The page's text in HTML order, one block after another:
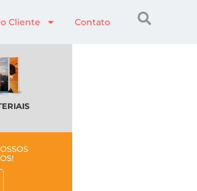
Cliente Contato